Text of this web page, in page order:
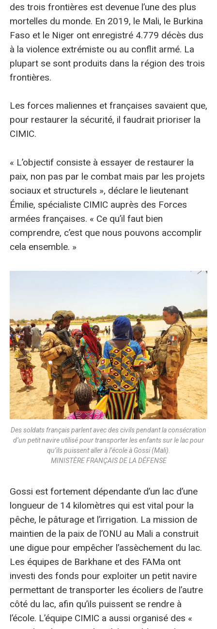
des trois frontières est devenue l’une des plus
mortelles du monde. En 2019, le Mali, le Burkina
Faso et le Niger ont enregistré 4.779 décès dus
à la violence extrémiste ou au conflit armé. La
plupart se sont produits dans la région des trois
frontières.
Les forces maliennes et françaises savaient que,
pour restaurer la sécurité, il faudrait prioriser la
CIMIC.
« L’objectif consiste à essayer de restaurer la
paix, non pas par le combat mais par les projets
sociaux et structurels », déclare le lieutenant
Émilie, spécialiste CIMIC auprès des Forces
armées françaises. « Ce qu’il faut bien
comprendre, c’est que nous pouvons accomplir
cela ensemble. »
Des soldats français parlent avec des civils pendant la consécration
d’un petit navire utilisé pour transporter les enfants sur le lac pour
qu’ils puissent aller à l’école à Gossi (Mali).
MINISTÈRE FRANÇAIS DE LA DÉFENSE
Gossi est fortement dépendante d’un lac d’une
longueur de 14 kilomètres qui est vital pour la
pêche, le pâturage et l’irrigation. La mission de
maintien de la paix de l’ONU au Mali a construit
une digue pour empêcher l’assèchement du lac.
Les équipes de Barkhane et des FAMa ont
investi des fonds pour exploiter un petit navire
permettant de transporter les écoliers de l’autre
côté du lac, afin qu’ils puissent se rendre à
l’école. L’équipe CIMIC a aussi organisé des «